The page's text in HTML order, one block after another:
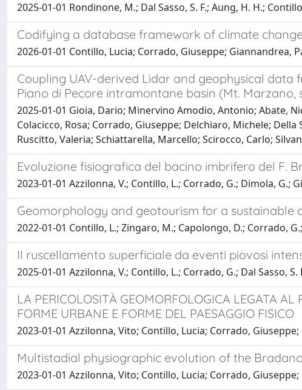
2025-01-01 Rondinone, M.; Dal Sasso, S. F.; Aung, H. H.;
Codifying a database framework of climate
2026-01-01 Contillo, Lucia; Corrado, Giuseppe; Giannandrea,
Coupling UAV-derived Lidar and geophysical
Piano di Pecore intramontane basin (Mt. Marzano,
2025-01-01 Gioia, Dario; Minervino Amodio, Antonio; Abate,
Colacicco, Rosa; Corrado, Giuseppe; Delchiaro, Michele;
Ruscitto, Valeria; Schiattarella, Marcello; Scirocco, Carlo;
Evoluzione fisiografica del bacino imbrifero del F.
2023-01-01 Azzilonna, V.; Contillo, L.; Corrado, G.; Dimola, G.;
Geomorphology and geotourism for a sustainable
2022-01-01 Contillo, L.; Zingaro, M.; Capolongo, D.; Corrado,
Il ruscellamento superficiale da eventi piovosi
2025-01-01 Azzilonna, V.; Contillo, L.; Corrado, G.; Dal Sasso,
LA PERICOLOSITÀ GEOMORFOLOGICA LEGATA
FORME URBANE E FORME DEL PAESAGGIO FISICO
2023-01-01 Azzilonna, Vito; Contillo, Lucia; Corrado,
Multistadial physiographic evolution of the
2023-01-01 Azzilonna, Vito; Contillo, Lucia; Corrado,